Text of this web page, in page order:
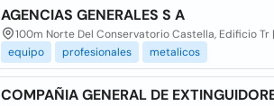
AGENCIAS GENERALES S A
100m Norte Del Conservatorio Castella, Edificio Tr
equipo
profesionales metalicos
COMPAÑIA GENERAL DE